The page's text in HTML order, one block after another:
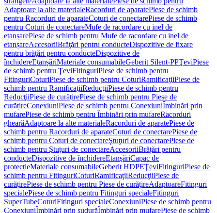
Adaptoare la alte materialeRacorduri de aparatePiese de schimb
pentru Racorduri de aparateCoturi de conectarePiese de schimb
pentru Coturi de conectareMufe de racordare cu inel de
etanșarePiese de schimb pentru Mufe de racordare cu inel de
etanșareAccesoriiBrăţări pentru conducteDispozitive de fixare
pentru brăţări pentru conducteDispozitive de
închidereEtanșăriMateriale consumabileGeberit Silent-PPŢeviPiese
de schimb pentru ŢeviFitinguriPiese de schimb pentru
FitinguriCoturiPiese de schimb pentru CoturiRamificaţiiPiese de
schimb pentru RamificaţiiReducţiiPiese de schimb pentru
ReducţiiPiese de curățirePiese de schimb pentru Piese de
curățireConexiuniPiese de schimb pentru ConexiuniÎmbinări prin
mufarePiese de schimb pentru Îmbinări prin mufareRacorduri
ghearăAdaptoare la alte materialeRacorduri de aparatePiese de
schimb pentru Racorduri de aparateCoturi de conectarePiese de
schimb pentru Coturi de conectareŞtuţuri de conectarePiese de
schimb pentru Ştuţuri de conectareAccesoriiBrățări pentru
conducteDispozitive de închidereEtanșăriCapac de
protecțieMateriale consumabileGeberit HDPEŢeviFitinguriPiese de
schimb pentru FitinguriCoturiRamificaţiiReducţiiPiese de
curățirePiese de schimb pentru Piese de curățireAdaptoareFitinguri
specialePiese de schimb pentru Fitinguri specialeFitinguri
SuperTubeCoturiFitinguri specialeConexiuniPiese de schimb pentru
ConexiuniÎmbinări prin sudurăÎmbinări prin mufarePiese de schimb